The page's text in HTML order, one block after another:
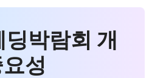
박람회 개
성